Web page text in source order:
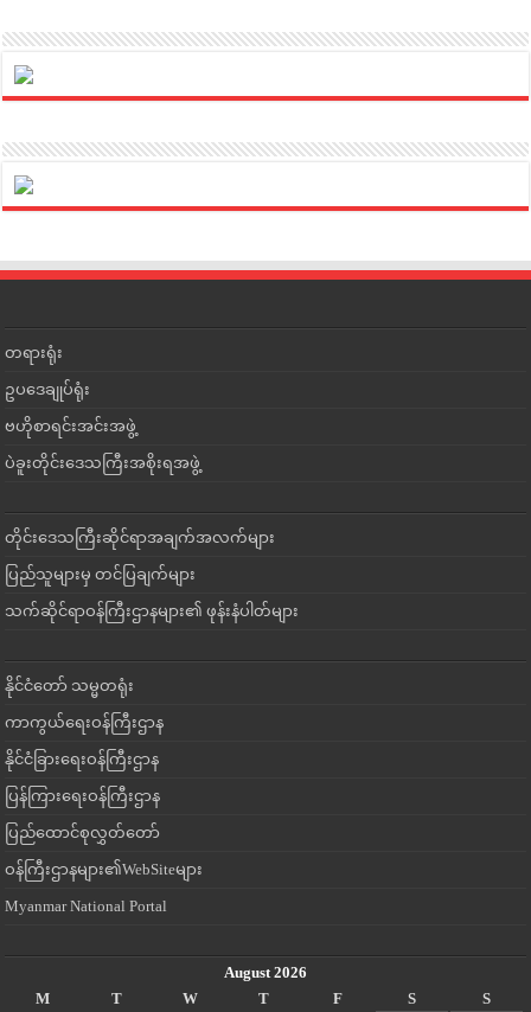
တရားရုံး
ဥပဒေချုပ်ရုံး
ဗဟိုစာရင်းအင်းအဖွဲ့
ပဲခူးတိုင်းဒေသကြီးအစိုးရအဖွဲ့
တိုင်းဒေသကြီးဆိုင်ရာအချက်အလက်များ
ပြည်သူများမှ တင်ပြချက်များ
သက်ဆိုင်ရာဝန်ကြီးဌာနများ၏ ဖုန်းနံပါတ်များ
နိုင်ငံတော် သမ္မတရုံး
ကာကွယ်ရေးဝန်ကြီးဌာန
နိုင်ငံခြားရေးဝန်ကြီးဌာန
ပြန်ကြားရေးဝန်ကြီးဌာန
ပြည်ထောင်စုလွှတ်တော်
ဝန်ကြီးဌာနများ၏WebSiteများ
Myanmar National Portal
August 2026
M
T W T F S
S